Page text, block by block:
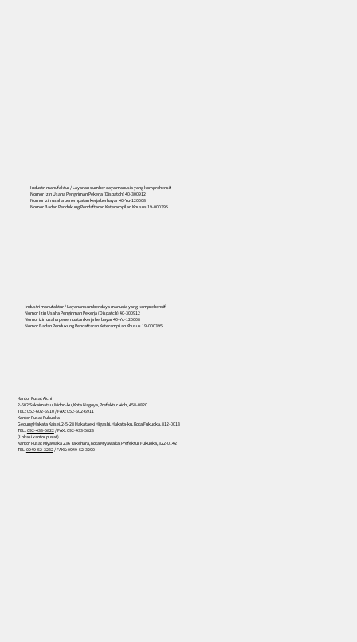
Industri manufaktur / Layanan sumber daya manusia yang komprehensif
Nomor Izin Usaha Pengiriman Pekerja (Dispatch) 40-300912
Nomor izin usaha penempatan kerja berbayar 40-Yu-120008
Nomor Badan Pendukung Pendaftaran Keterampilan Khusus 19-000395
Industri manufaktur / Layanan sumber daya manusia yang komprehensif
Nomor Izin Usaha Pengiriman Pekerja (Dispatch) 40-300912
Nomor izin usaha penempatan kerja berbayar 40-Yu-120008
Nomor Badan Pendukung Pendaftaran Keterampilan Khusus 19-000395
Kantor Pusat Aichi
2-502 Sakaimatsu, Midori-ku, Kota Nagoya, Prefektur Aichi, 458-0820
TEL :052-602-6910/ FAX : 052-602-6911
Kantor Pusat Fukuoka
Gedung Hakata Kaisei, 2-5-28 Hakataeki Higashi, Hakata-ku, Kota Fukuoka, 812-0013
TEL :092-433-5822/ FAX : 092-433-5823
(Lokasi kantor pusat)
Kantor Pusat Miyawaka 236 Takehara, Kota Miyawaka, Prefektur Fukuoka, 822-0142
TEL:0949-52-3232/ FAKS: 0949-52-3290